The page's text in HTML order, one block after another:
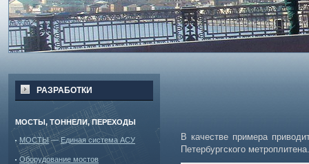
РАЗРАБОТКИ
МОСТЫ, ТОННЕЛИ, ПЕРЕХОДЫ
МОСТЫ—Единая система АСУ
Оборудование мостов
В качестве примера
Петербургского метроплитена.